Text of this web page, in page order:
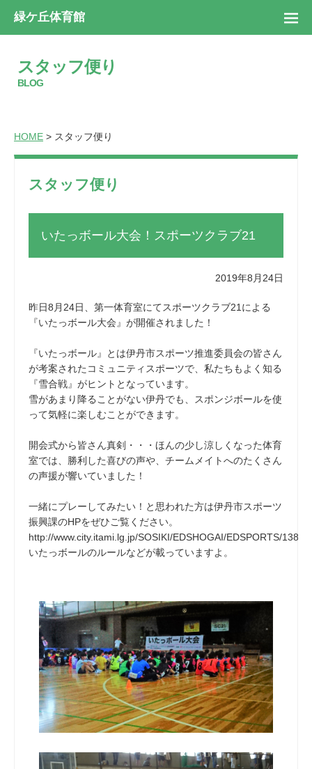
緑ケ丘体育館
スタッフ便り
BLOG
HOME > スタッフ便り
スタッフ便り
いたっボール大会！スポーツクラブ21
2019年8月24日
昨日8月24日、第一体育室にてスポーツクラブ21による
『いたっボール大会』が開催されました！
『いたっボール』とは伊丹市スポーツ推進委員会の皆さん
が考案されたコミュニティスポーツで、私たちもよく知る
『雪合戦』がヒントとなっています。
雪があまり降ることがない伊丹でも、スポンジボールを使
って気軽に楽しむことができます。
開会式から皆さん真剣・・・ほんの少し涼しくなった体育
室では、勝利した喜びの声や、チームメイトへのたくさん
の声援が響いていました！
一緒にプレーしてみたい！と思われた方は伊丹市スポーツ
振興課のHPをぜひご覧ください。
http://www.city.itami.lg.jp/SOSIKI/EDSHOGAI/EDSPORTS/
いたっボールのルールなどが載っていますよ。